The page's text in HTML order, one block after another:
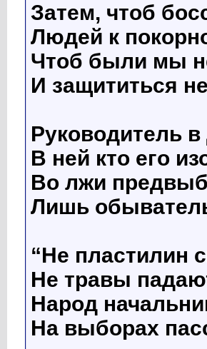
Затем, чтоб
Людей к
Чтоб были мы
И защититься
Руководитель
В ней кто его
Во лжи
Лишь
“Не пластилин
Не травы
Народ
На выборах